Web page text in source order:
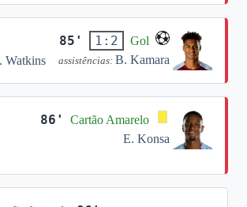
85' 1:2
Gol
Watkins
assistências: B. Kamara
86'
Cartão Amarelo
E. Konsa